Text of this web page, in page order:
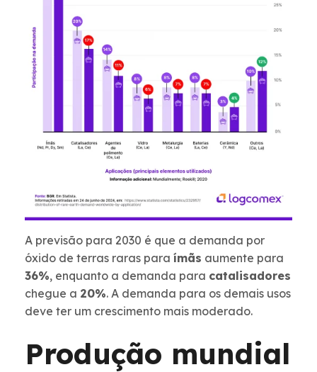
A previsão para 2030 é que a demanda por
óxido de terras raras para ímãs aumente para
36%, enquanto a demanda para catalisadores
chegue a 20%. A demanda para os demais usos
deve ter um crescimento mais moderado.
Produção mundial